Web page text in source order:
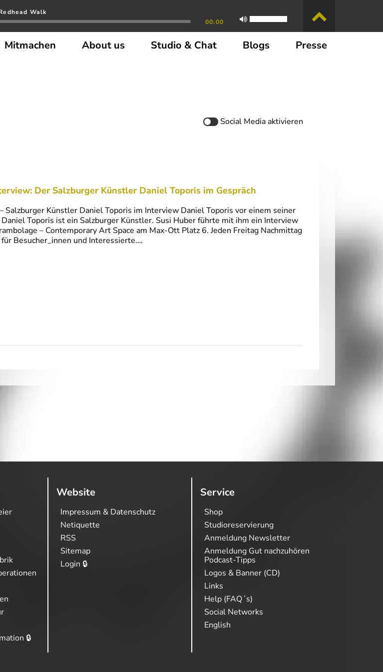
Walk
00:00
Mitmachen About us Studio & Chat Blogs Presse
Social Mediaaktivieren
Der Salzburger Künstler Daniel Toporis im Gespräch
Salzburger Künstler Daniel Toporis im Interview Daniel Toporis vor einem seiner
Toporis ist ein Salzburger Künstler. Susi Huber führte mit ihm ein Interview
– Contemporary Art Space am Max-Ott Platz 6. Jeden Freitag Nachmittag
Besucher_innen und Interessierte.…
🔒
Website
Impressum & Datenschutz
Netiquette
RSS
Sitemap
Login 🔒
Service
Shop
Studioreservierung
Anmeldung Newsletter
Anmeldung Gut nachzuhören
Podcast-Tipps
Logos & Banner (CD)
Links
Help (FAQ´s)
Social Networks
English